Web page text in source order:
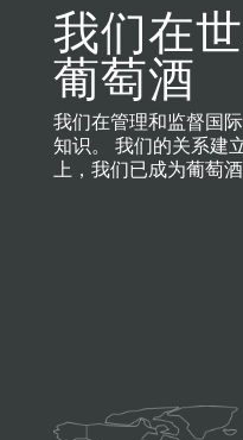
我们在
葡萄酒
我们在管理和监督国
知识。 我们的关系建
上，我们已成为葡萄